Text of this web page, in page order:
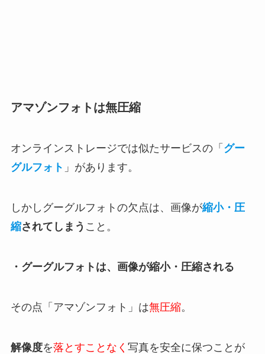
アマゾンフォトは無圧縮
オンラインストレージでは似たサービスの「 グー
グルフォト 」があります。
しかしグーグルフォトの欠点は、画像が縮小・圧
縮されてしまう こと。
・グーグルフォトは、画像が縮小・圧縮される
その点「アマゾンフォト」は無圧縮。
解像度を落とすことなく 写真を安全に保つことが